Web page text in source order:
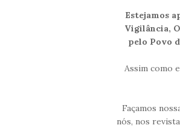
Estejamos
Vigilância,
pelo Povo
Assim como
Façamos
nós, nos